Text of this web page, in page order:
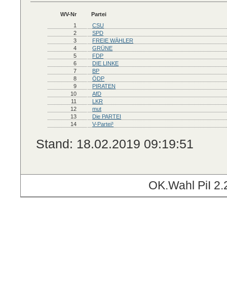
WV-Nr
Partei
1
CSU
2
SPD
3
FREIE WÄHLER
4
GRÜNE
5
FDP
6
DIE LINKE
7
BP
8
ÖDP
9
PIRATEN
10
AfD
11
LKR
12
mut
13
Die PARTEI
14
V-Partei³
Stand: 18.02.2019 09:19:51
OK.Wahl PiI